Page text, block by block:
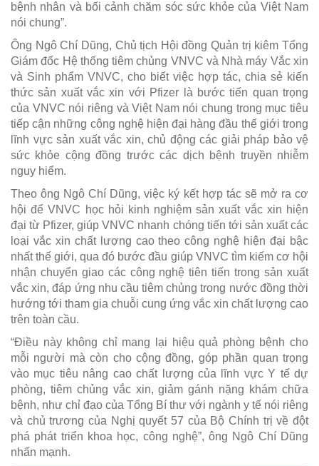
bệnh nhân và bối cảnh chăm sóc sức khỏe của Việt Nam
nói chung”.
Ông Ngô Chí Dũng, Chủ tịch Hội đồng Quản trị kiêm Tổng
Giám đốc Hệ thống tiêm chủng VNVC và Nhà máy Vắc xin
và Sinh phẩm VNVC, cho biết việc hợp tác, chia sẻ kiến
thức sản xuất vắc xin với Pfizer là bước tiến quan trọng
của VNVC nói riêng và Việt Nam nói chung trong mục tiêu
tiếp cận những công nghệ hiện đại hàng đầu thế giới trong
lĩnh vực sản xuất vắc xin, chủ động các giải pháp bảo vệ
sức khỏe cộng đồng trước các dịch bệnh truyền nhiễm
nguy hiểm.
Theo ông Ngô Chí Dũng, việc ký kết hợp tác sẽ mở ra cơ
hội để VNVC học hỏi kinh nghiệm sản xuất vắc xin hiện
đại từ Pfizer, giúp VNVC nhanh chóng tiến tới sản xuất các
loại vắc xin chất lượng cao theo công nghệ hiện đại bậc
nhất thế giới, qua đó bước đầu giúp VNVC tìm kiếm cơ hội
nhận chuyển giao các công nghệ tiên tiến trong sản xuất
vắc xin, đáp ứng nhu cầu tiêm chủng trong nước đồng thời
hướng tới tham gia chuỗi cung ứng vắc xin chất lượng cao
trên toàn cầu.
“Điều này không chỉ mang lại hiệu quả phòng bệnh cho
mỗi người mà còn cho cộng đồng, góp phần quan trọng
vào mục tiêu nâng cao chất lượng của lĩnh vực Y tế dự
phòng, tiêm chủng vắc xin, giảm gánh nặng khám chữa
bệnh, như chỉ đạo của Tổng Bí thư với ngành y tế nói riêng
và chủ trương của Nghị quyết 57 của Bộ Chính trị về đột
phá phát triển khoa học, công nghệ”, ông Ngô Chí Dũng
nhấn mạnh.